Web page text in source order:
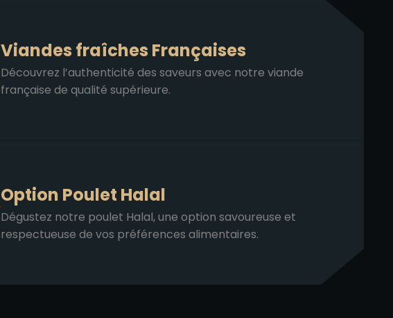
Viandes fraîches Françaises
Découvrez l’authenticité des saveurs avec notre viande
française de qualité supérieure.
Option Poulet Halal
Dégustez notre poulet Halal, une option savoureuse et
respectueuse de vos préférences alimentaires.